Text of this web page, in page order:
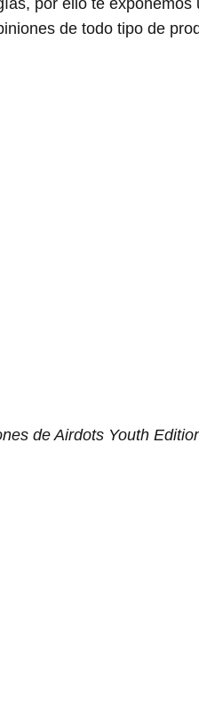
por ello te exponemos
de todo tipo de
de Airdots Youth